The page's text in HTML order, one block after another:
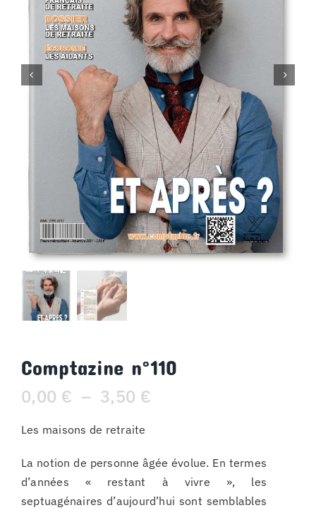
MON COMPTE
PANIER
STUDORIA
Comptazine n°110
0,00 € – 3,50 €
0,00 €
à
3,50 €
Les maisons de retraite
La notion de personne âgée évolue. En termes
d’années « restant à vivre », les
septuagénaires d’aujourd’hui sont semblables